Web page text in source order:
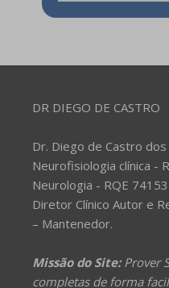
DR DIEGO DE CASTRO
Dr. Diego de Castro dos
Neurofisiologia clínica -
Neurologia - RQE 74153
Diretor Clínico Autor e
– Mantenedor.
Missão do Site:Prover
completas de forma